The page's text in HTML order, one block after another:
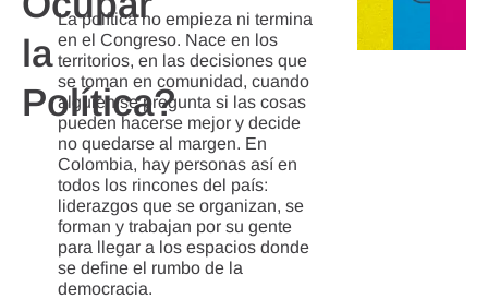
la
Política?
La política no empieza ni termina
en el Congreso. Nace en los
territorios, en las decisiones que
se toman en comunidad, cuando
alguien se pregunta si las cosas
pueden hacerse mejor y decide
no quedarse al margen. En
Colombia, hay personas así en
todos los rincones del país:
liderazgos que se organizan, se
forman y trabajan por su gente
para llegar a los espacios donde
se define el rumbo de la
democracia.
adaptabilidad
transparencia.